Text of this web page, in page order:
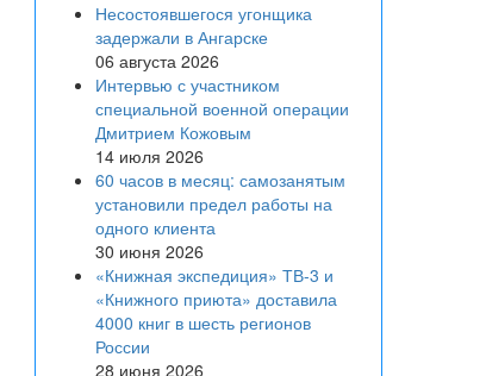
Несостоявшегося угонщика
задержали в Ангарске
06 августа 2026
Интервью с участником
специальной военной операции
Дмитрием Кожовым
14 июля 2026
60 часов в месяц: самозанятым
установили предел работы на
одного клиента
30 июня 2026
«Книжная экспедиция» ТВ-3 и
«Книжного приюта» доставила
4000 книг в шесть регионов
России
28 июня 2026